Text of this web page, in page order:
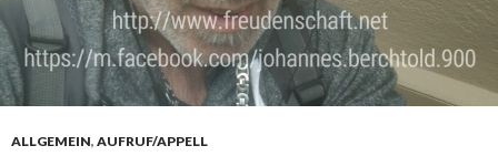
ALLGEMEIN, AUFRUF/APPELL